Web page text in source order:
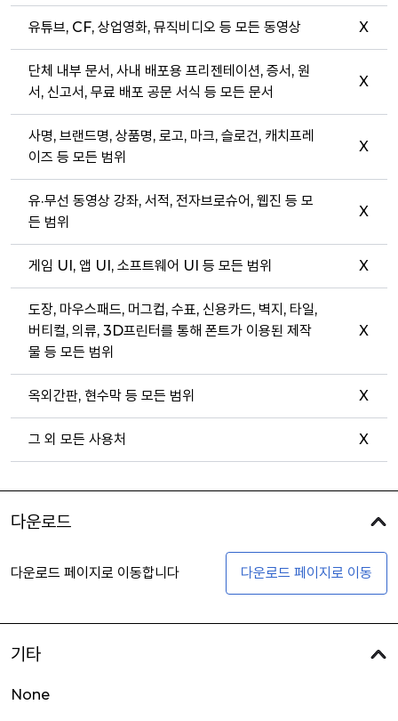
유튜브, CF, 상업영화, 뮤직비디오 등 모든 동영상 X
단체 내부 문서, 사내 배포용 프리젠테이션, 증서, 원
서, 신고서, 무료 배포 공문 서식 등 모든 문서
X
사명, 브랜드명, 상품명, 로고, 마크, 슬로건, 캐치프레
이즈 등 모든 범위
X
유·무선 동영상 강좌, 서적, 전자브로슈어, 웹진 등 모
든 범위
X
게임 UI, 앱 UI, 소프트웨어 UI 등 모든 범위 X
도장, 마우스패드, 머그컵, 수표, 신용카드, 벽지, 타일,
버티컬, 의류, 3D프린터를 통해 폰트가 이용된 제작
물 등 모든 범위
X
옥외간판, 현수막 등 모든 범위 X
그 외 모든 사용처 X
다운로드
다운로드 페이지로 이동합니다 다운로드 페이지로 이동
기타
None